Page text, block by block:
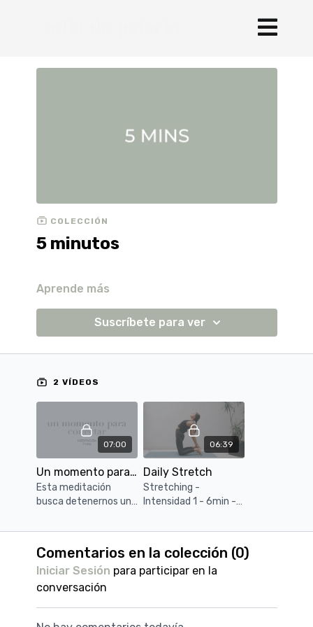
COLECCIÓN
5 minutos
Aprende más
Suscríbete para ver
2 VÍDEOS
07:00
Un momento para conectar
Esta meditación
busca detenernos un
nosotros mismos y
momento presente.
Sentir, observar y
respirar.
06:39
Daily Stretch
Stretching -
Intensidad 1 - 6min -
conectar, mover le
soltar tensión.
Comentarios en la colección (0)
Iniciar Sesión para participar en la
conversación